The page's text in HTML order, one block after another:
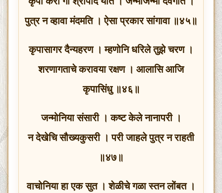
पुत्र न व्हावा मंदमति । ऐसा प्रकार सांगावा ॥४५॥
कृपासागर दैन्यहरण । म्हणोनि धरिले तुझे चरण ।
शरणागताचे करावया रक्षण । आलासि आजि
कृपासिंधु ॥४६॥
जन्मोनिया संसारी । कष्ट केले नानापरी ।
न देखेचि सौख्यकुसरी । परी जाहले पुत्र न राहती
॥४७॥
वाचोनिया हा एक सुत । शेळीचे गळा स्तन लोंबत ।